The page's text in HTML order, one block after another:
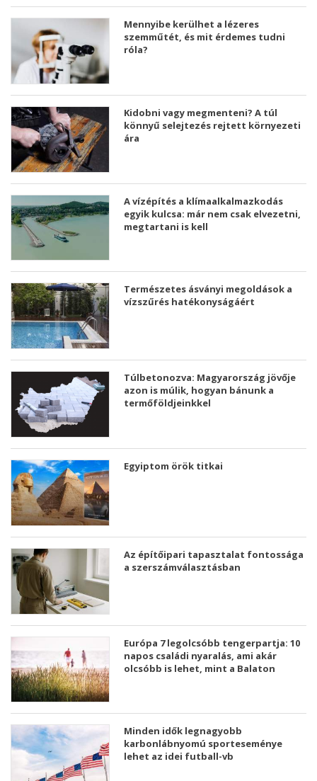
Mennyibe kerülhet a lézeres
szemműtét, és mit érdemes tudni
róla?
Kidobni vagy megmenteni? A túl
könnyű selejtezés rejtett környezeti
ára
A vízépítés a klímaalkalmazkodás
egyik kulcsa: már nem csak elvezetni,
megtartani is kell
Természetes ásványi megoldások a
vízszűrés hatékonyságáért
Túlbetonozva: Magyarország jövője
azon is múlik, hogyan bánunk a
termőföldjeinkkel
Egyiptom örök titkai
Az építőipari tapasztalat fontossága
a szerszámválasztásban
Európa 7 legolcsóbb tengerpartja: 10
napos családi nyaralás, ami akár
olcsóbb is lehet, mint a Balaton
Minden idők legnagyobb
karbonlábnyomú sporteseménye
lehet az idei futball-vb